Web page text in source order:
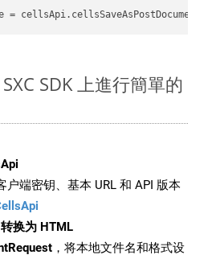
=
SDK 上進行簡單的
户端密钥、基本 URL 和 API 版本
换为 HTML
，将本地文件名和格式设